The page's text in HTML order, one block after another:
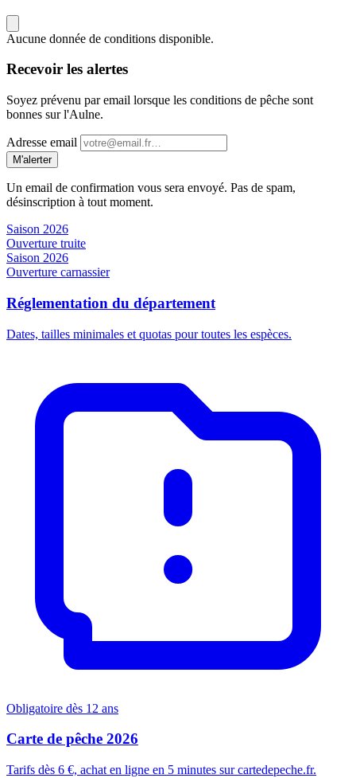
Aucune donnée de conditions disponible.
Recevoir les alertes
Soyez prévenu par email lorsque les conditions de pêche sont
bonnes sur l'Aulne.
Adresse email
M'alerter
Un email de confirmation vous sera envoyé. Pas de spam,
désinscription à tout moment.
Saison 2026
Ouverture truite
Saison 2026
Ouverture carnassier
Réglementation du département
Dates, tailles minimales et quotas pour toutes les espèces.
Obligatoire dès 12 ans
Carte de pêche 2026
Tarifs dès 6 €, achat en ligne en 5 minutes sur cartedepeche.fr.